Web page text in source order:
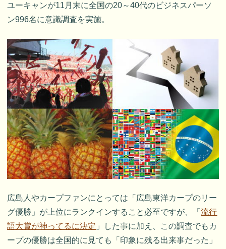
ユーキャンが11月末に全国の20～40代のビジネスパーソ
ン996名に意識調査を実施。
広島人やカープファンにとっては「広島東洋カープのリー
グ優勝」が上位にランクインすること必至ですが、「流行
語大賞が神ってるに決定 」した事に加え、この調査でもカ
ープの優勝は全国的に見ても「印象に残る出来事だった」